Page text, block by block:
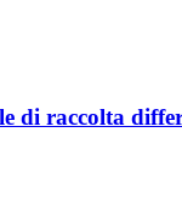
di raccolta